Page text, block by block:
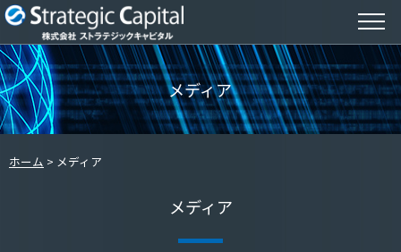
メディア
ホーム メディア
メディア